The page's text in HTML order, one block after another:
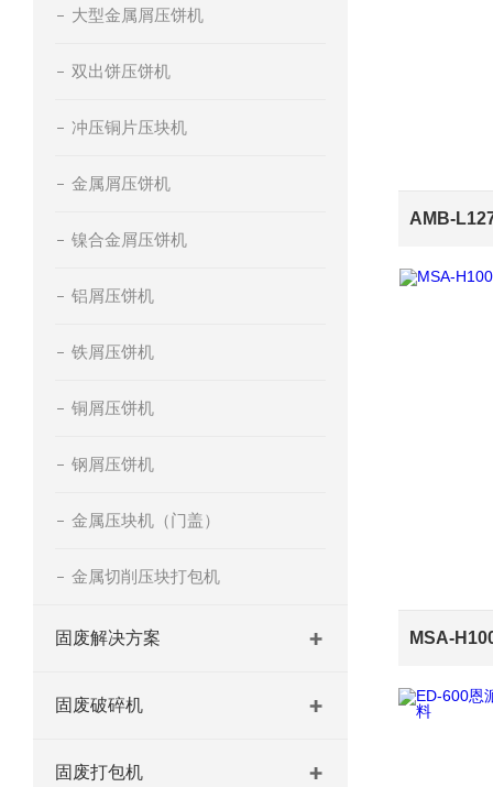
大型金属屑压饼机
双出饼压饼机
冲压铜片压块机
金属屑压饼机
镍合金屑压饼机
铝屑压饼机
铁屑压饼机
铜屑压饼机
钢屑压饼机
金属压块机（门盖）
金属切削压块打包机
固废解决方案
固废破碎机
固废打包机